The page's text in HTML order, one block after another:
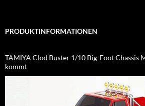
PRODUKTINFORMATIONEN
TAMIYA Clod Buster 1/10 Big-Foot Chassis
kommt